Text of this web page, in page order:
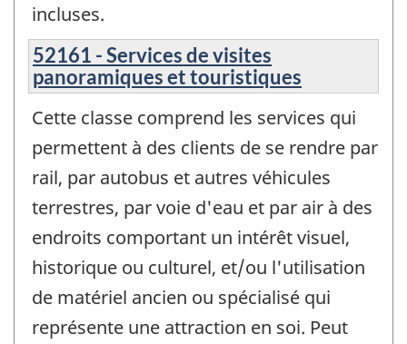
incluses.
52161 - Services de visites
panoramiques et touristiques
Cette classe comprend les services qui
permettent à des clients de se rendre par
rail, par autobus et autres véhicules
terrestres, par voie d'eau et par air à des
endroits comportant un intérêt visuel,
historique ou culturel, et/ou l'utilisation
de matériel ancien ou spécialisé qui
représente une attraction en soi. Peut